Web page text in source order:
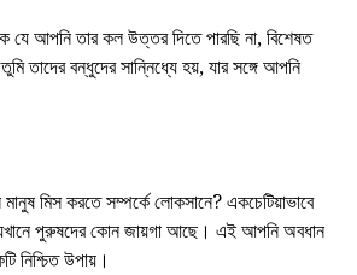
আপনি তার কল উত্তর দিতে পারছি না, বিশেষত
তাদের বন্ধুদের সান্নিধ্যে হয়, যার সঙ্গে আপনি
মিস করতে সম্পর্কে লোকসানে? একচেটিয়াভাবে
পুরুষদের কোন জায়গা আছে। এই আপনি অবধান
নিশ্চিত উপায়।